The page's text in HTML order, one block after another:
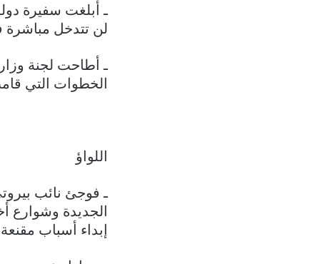
ـ أبلغت سفيرة
لن تتدخل مباشرة
ـ أطاحت لجنة
الخطوات التي
اللواؤ
ـ فوجئ نائب
الجديدة وشوارع
إبداء أسباب